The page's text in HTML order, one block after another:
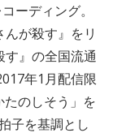
ーディング。
が殺す』をリ
す』の全国流通
年1月配信限
のしそう」を
子を基調とし